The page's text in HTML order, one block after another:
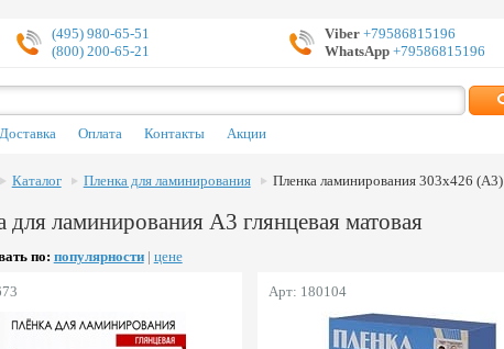
(495) 980-65-51
(800) 200-65-21
Viber+79586815196
WhatsApp+79586815196
Доставка Оплата Контакты Акции
Каталог Пленка для ламинирования Пленка ламинирования 303х426 (А3)
для ламинирования А3 глянцевая матовая
по: популярности| цене
Арт: 180104